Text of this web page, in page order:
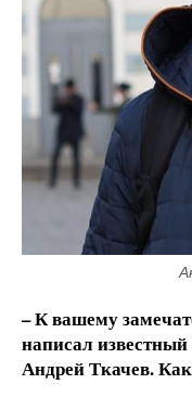
– К вашему
написал
Андрей Ткачев.